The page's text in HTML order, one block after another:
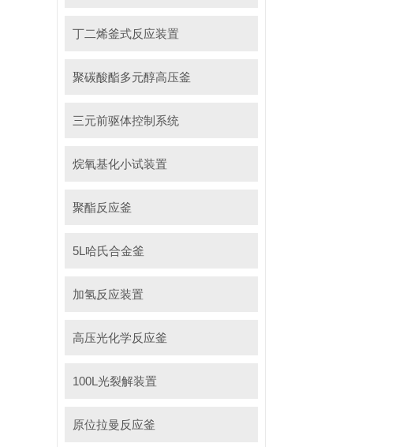
丁二烯釜式反应装置
聚碳酸酯多元醇高压釜
三元前驱体控制系统
烷氧基化小试装置
聚酯反应釜
5L哈氏合金釜
加氢反应装置
高压光化学反应釜
100L光裂解装置
原位拉曼反应釜